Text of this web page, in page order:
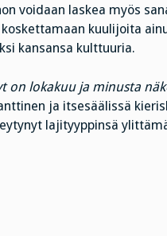
voidaan laskea myös
kuulijoita
kansansa kulttuuria.
on lokakuu ja minusta
ja itsesäälissä
lajityyppinsä